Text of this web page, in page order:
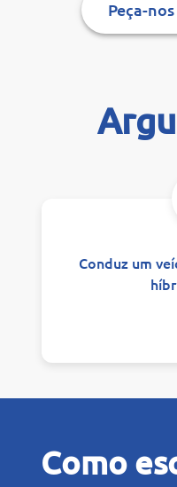
Peça-
Conduz um
Como